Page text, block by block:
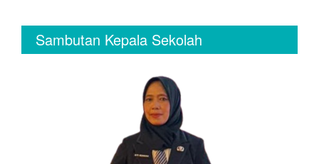
Sambutan Kepala Sekolah